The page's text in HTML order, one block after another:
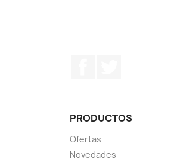
PRODUCTOS
Ofertas
Novedades